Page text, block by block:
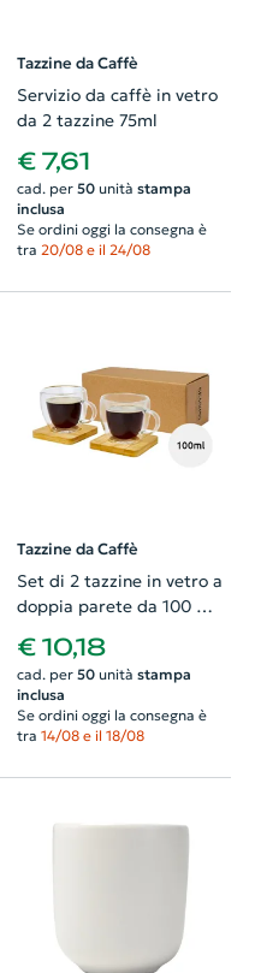
Tazzine da Caffè
Servizio da caffè in vetro
da 2 tazzine 75ml
€ 7,61
cad. per 50unità stampa
inclusa
Se ordini oggi la consegna è
tra 20/08 e il 24/08
Tazzine da Caffè
Set di 2 tazzine in vetro a
doppia parete da 100 ml
con sottobicchiere in
bambù
€ 10,18
cad. per 50unità stampa
inclusa
Se ordini oggi la consegna è
tra 14/08 e il 18/08